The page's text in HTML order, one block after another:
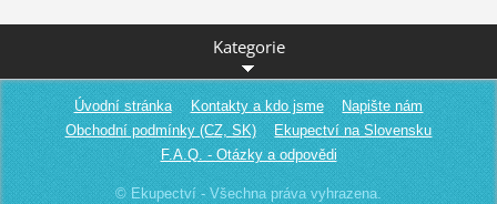
Kategorie
Úvodní stránka Kontakty a kdo jsme
Napište nám
Obchodní podmínky (CZ, SK)
Ekupectví na Slovensku
F.A.Q. - Otázky a odpovědi
© Ekupectví - Všechna práva vyhrazena.